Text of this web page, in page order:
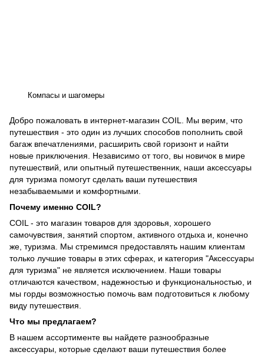
Добро пожаловать в интернет-магазин COIL. Мы верим, что
путешествия - это один из лучших способов пополнить свой
багаж впечатлениями, расширить свой горизонт и найти
новые приключения. Независимо от того, вы новичок в мире
путешествий, или опытный путешественник, наши аксессуары
для туризма помогут сделать ваши путешествия
незабываемыми и комфортными.
Почему именно COIL?
COIL - это магазин товаров для здоровья, хорошего
самочувствия, занятий спортом, активного отдыха и, конечно
же, туризма. Мы стремимся предоставлять нашим клиентам
только лучшие товары в этих сферах, и категория "Аксессуары
для туризма" не является исключением. Наши товары
отличаются качеством, надежностью и функциональностью, и
мы горды возможностью помочь вам подготовиться к любому
виду путешествия.
Что мы предлагаем?
В нашем ассортименте вы найдете разнообразные
аксессуары, которые сделают ваши путешествия более
Компасы и шагомеры